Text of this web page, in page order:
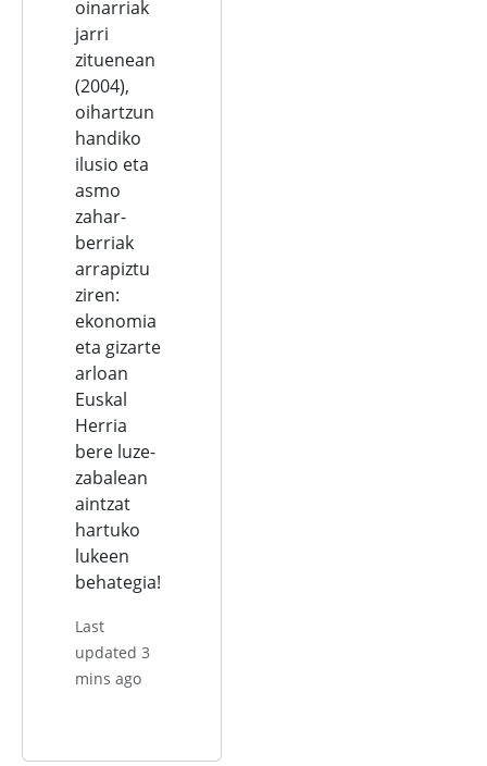
oinarriak
jarri
zituenean
(2004),
oihartzun
handiko
ilusio eta
asmo
zahar-
berriak
arrapiztu
ziren:
ekonomia
eta gizarte
arloan
Euskal
Herria
bere luze-
zabalean
aintzat
hartuko
lukeen
behategia!
Last
updated 3
mins ago